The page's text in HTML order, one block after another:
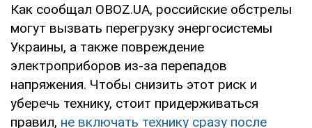
Как сообщал OBOZ.UA, российские обстрелы
могут вызвать перегрузку энергосистемы
Украины, а также повреждение
электроприборов из-за перепадов
напряжения. Чтобы снизить этот риск и
уберечь технику, стоит придерживаться
правил, не включать технику сразу после